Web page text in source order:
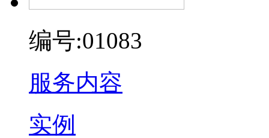
编号:01083
服务内容
实例